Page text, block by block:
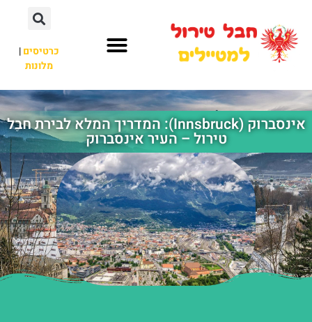
כרטיסים|
מלונות
אינסברוק (Innsbruck): המדריך המלא לבירת חבל
טירול – העיר אינסברוק